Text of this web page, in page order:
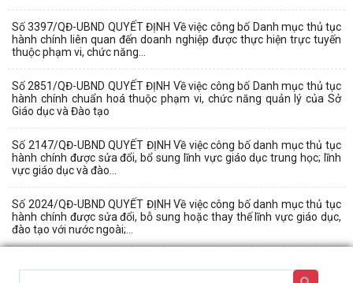
Số 3397/QĐ-UBND QUYẾT ĐỊNH Về việc công bố Danh mục thủ tục
hành chính liên quan đến doanh nghiệp được thực hiện trực tuyến
thuộc phạm vi, chức năng...
Số 2851/QĐ-UBND QUYẾT ĐỊNH Về việc công bố Danh mục thủ tục
hành chính chuẩn hoá thuộc phạm vi, chức năng quản lý của Sở
Giáo dục và Đào tạo
Số 2147/QĐ-UBND QUYẾT ĐỊNH Về việc công bố danh mục thủ tục
hành chính được sửa đổi, bổ sung lĩnh vực giáo dục trung học; lĩnh
vực giáo dục và đào...
Số 2024/QĐ-UBND QUYẾT ĐỊNH Về việc công bố danh mục thủ tục
hành chính được sửa đổi, bỗ sung hoặc thay thế lĩnh vực giáo dục,
đào tạo với nước ngoài;...